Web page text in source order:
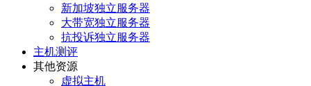
新加坡独立服务器
大带宽独立服务器
抗投诉独立服务器
主机测评
其他资源
虚拟主机